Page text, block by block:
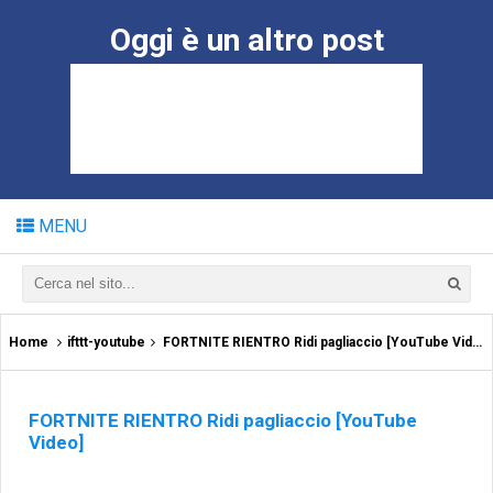
Oggi è un altro post
MENU
Home ifttt-youtube FORTNITE RIENTRO Ridi pagliaccio [YouTube Video]
FORTNITE RIENTRO Ridi pagliaccio [YouTube
Video]